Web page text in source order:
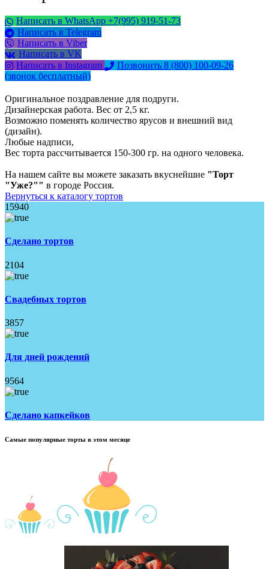
Написать в WhatsApp +7(995) 919-51-73
Написать в Telegram
Написать в Viber
Написать в VK
Написать в Instagram
Позвонить 8 (800) 100-09-26
(звонок бесплатный)
Оригинальное поздравление для подруги.
Дизайнерская работа. Вес от 2,5 кг.
Возможно поменять количество ярусов и внешний вид
(дизайн).
Любые надписи,
Вес торта рассчитывается 150-300 гр. на одного человека.
На нашем сайте вы можете заказать вкуснейшие "Торт
"Уже?"" в городе Россия.
Вернуться к каталогу тортов
15940
Сделано тортов
2104
Свадебных тортов
3857
Для дней рождений
9564
Сделано капкейков
Самые популярные торты в этом месяце